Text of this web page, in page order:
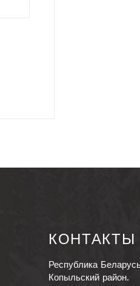
КОНТАКТЫ
Республика
Копыльский район.